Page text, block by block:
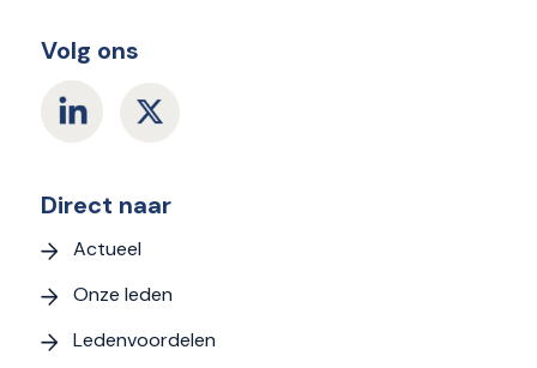
Volg ons
Direct naar
Actueel
Onze leden
Ledenvoordelen